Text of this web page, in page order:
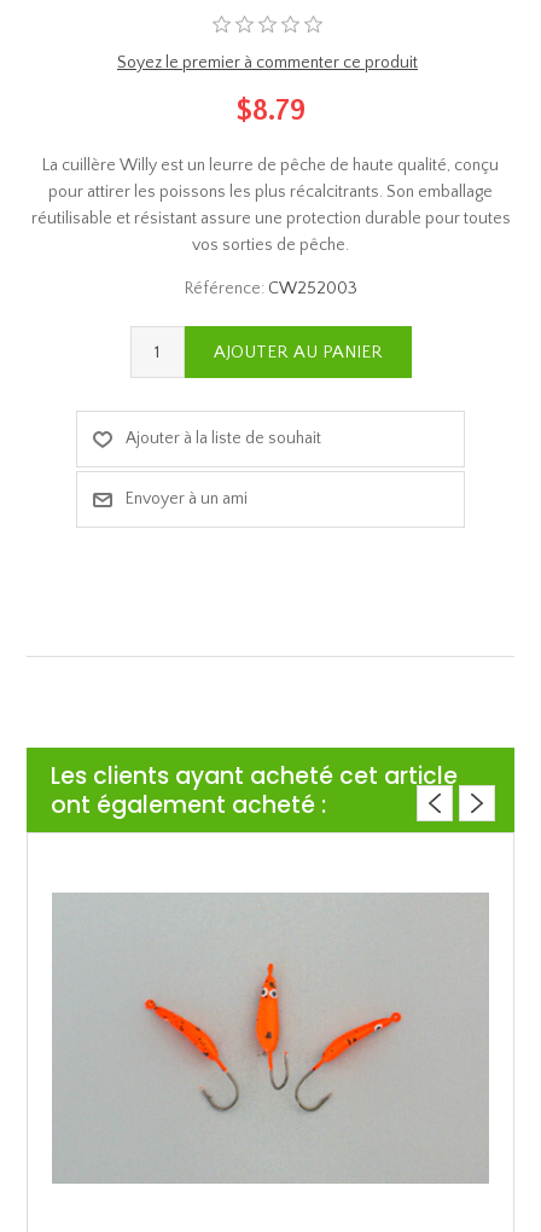
Soyez le premier à commenter ce produit
$8.79
La cuillère Willy est un leurre de pêche de haute qualité, conçu
pour attirer les poissons les plus récalcitrants. Son emballage
réutilisable et résistant assure une protection durable pour toutes
vos sorties de pêche.
Référence: CW252003
Les clients ayant acheté cet article
ont également acheté :